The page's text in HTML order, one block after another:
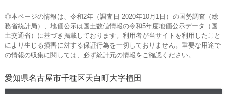
◎本ページの情報は、令和2年（調査日 2020年10月1日）の国勢調査（総
務省統計局）、地価公示は国土数値情報の令和5年度地価公示データ（国
土交通省）に基づき掲載しております。利用者が当サイトを利用したこと
により生じる損害に対する保証行為を一切しておりません。重要な用途で
の情報の収集に関しては、必ず統計元の情報をご確認ください。
愛知県名古屋市千種区天白町大字植田